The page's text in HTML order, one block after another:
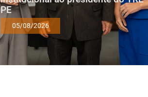
PE
05/08/2026